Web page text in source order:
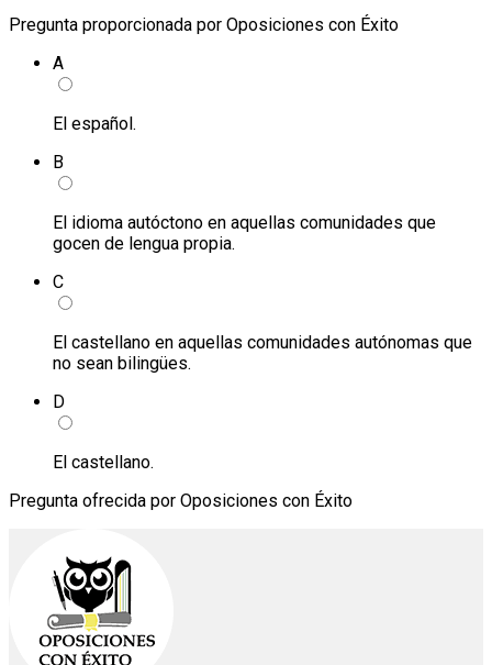
Pregunta proporcionada por Oposiciones con Éxito
A
El español.
B
El idioma autóctono en aquellas comunidades que
gocen de lengua propia.
C
El castellano en aquellas comunidades autónomas que
no sean bilingües.
D
El castellano.
Pregunta ofrecida por Oposiciones con Éxito